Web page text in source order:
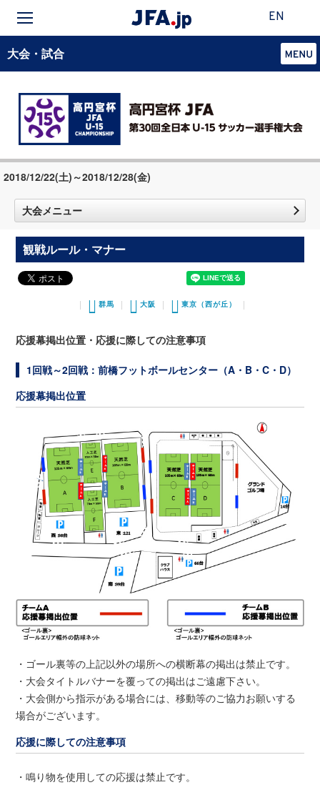
EN
大会・試合
2018/12/22(土)～2018/12/28(金)
大会メニュー
観戦ルール・マナー
群馬 大阪 東京（西が丘）
応援幕掲出位置・応援に際しての注意事項
1回戦～2回戦：前橋フットボールセンター（A・B・C・D）
応援幕掲出位置
・ゴール裏等の上記以外の場所への横断幕の掲出は禁止です。
・大会タイトルバナーを覆っての掲出はご遠慮下さい。
・大会側から指示がある場合には、移動等のご協力お願いする
場合がございます。
応援に際しての注意事項
・鳴り物を使用しての応援は禁止です。